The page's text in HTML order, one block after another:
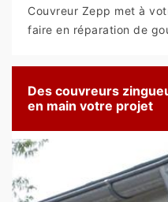
Couvreur Zepp met à
faire en réparation de
Des couvreurs
en main votre projet